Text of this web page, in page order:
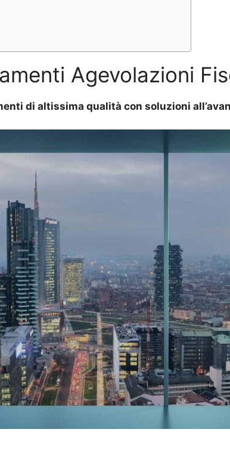
Agevolazioni
di altissima qualità con soluzioni